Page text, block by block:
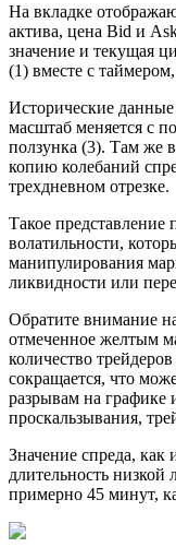
На вкладке
актива, цена Bid и
значение и текущая
(1) вместе с
Исторические
масштаб меняется с
ползунка (3). Там же
копию колебаний
трехдневном отрезке.
Такое представление
волатильности,
манипулирования
ликвидности или
Обратите внимание
отмеченное желтым
количество
сокращается, что
разрывам на графике
проскальзывания,
Значение спреда, как
длительность низкой
примерно 45 минут,